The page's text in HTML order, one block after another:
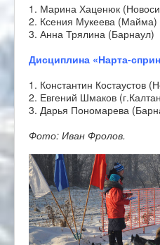
1. Марина Хаценюк
2. Ксения Мукеева (Майма)
3. Анна Трялина (Барнаул)
Дисциплина «Нарта-
1. Константин Костаустов
2. Евгений Шмаков
3. Дарья Пономарева
Фото: Иван Фролов.